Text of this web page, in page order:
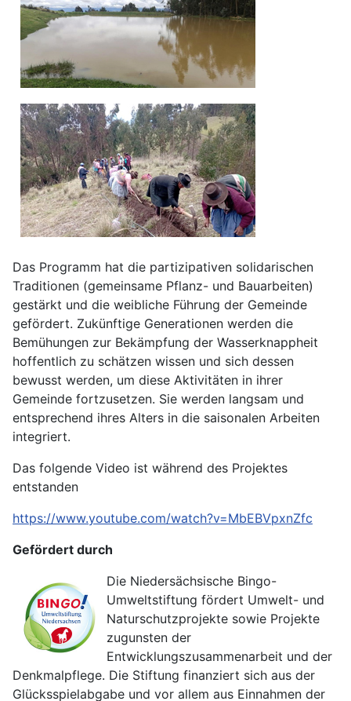
Das Programm hat die partizipativen solidarischen
Traditionen (gemeinsame Pflanz- und Bauarbeiten)
gestärkt und die weibliche Führung der Gemeinde
gefördert. Zukünftige Generationen werden die
Bemühungen zur Bekämpfung der Wasserknappheit
hoffentlich zu schätzen wissen und sich dessen
bewusst werden, um diese Aktivitäten in ihrer
Gemeinde fortzusetzen. Sie werden langsam und
entsprechend ihres Alters in die saisonalen Arbeiten
integriert.
Das folgende Video ist während des Projektes
entstanden
https://www.youtube.com/watch?v=MbEBVpxnZfc
Gefördert durch
Die Niedersächsische Bingo-
Umweltstiftung fördert Umwelt- und
Naturschutzprojekte sowie Projekte
zugunsten der
Entwicklungszusammenarbeit und der
Denkmalpflege. Die Stiftung finanziert sich aus der
Glücksspielabgabe und vor allem aus Einnahmen der